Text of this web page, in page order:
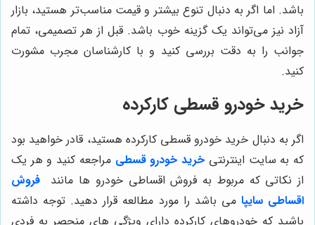
باشد. اما اگر به دنبال تنوع بیشتر و قیمت مناسب‌تر هستید، بازار
آزاد نیز می‌تواند یک گزینه خوب باشد. قبل از هر تصمیمی، تمام
جوانب را به دقت بررسی کنید و با کارشناسان مجرب مشورت
کنید.
خرید خودرو قسطی کارکرده
اگر به دنبال خرید خودرو قسطی کارکرده هستید، قادر خواهید بود
که به سایت اینترنتی خرید خودرو قسطی مراجعه کنید و هر یک
از نکاتی که مربوط به فروش اقساطی خودرو ها مانند
فروش
اقساطی سایپا می باشد را مورد مطالعه قرار دهید. توجه داشته
باشید که خودروهای کارکرده دارای ویژگی های منحصر به فردی